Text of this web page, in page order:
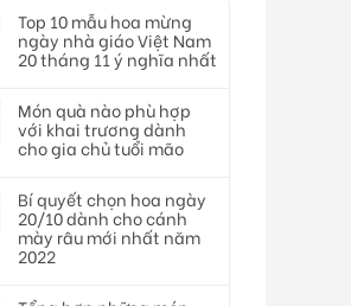
Top 10 mẫu hoa mừng
ngày nhà giáo Việt Nam
20 tháng 11 ý nghĩa nhất
Món quà nào phù hợp
với khai trương dành
cho gia chủ tuổi mão
Bí quyết chọn hoa ngày
20/10 dành cho cánh
mày râu mới nhất năm
2022